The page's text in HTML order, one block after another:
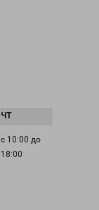
с 10:00 до
18:00